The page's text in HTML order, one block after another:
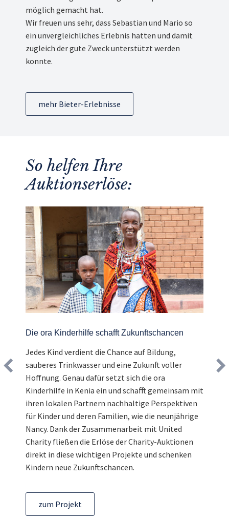
möglich gemacht hat.
Wir freuen uns sehr, dass Sebastian und Mario so
ein unvergleichliches Erlebnis hatten und damit
zugleich der gute Zweck unterstützt werden
konnte.
mehr Bieter-Erlebnisse
So helfen Ihre
Auktionserlöse:
Die ora Kinderhilfe schafft Zukunftschancen
Jedes Kind verdient die Chance auf Bildung,
sauberes Trinkwasser und eine Zukunft voller
Hoffnung. Genau dafür setzt sich die ora
Kinderhilfe in Kenia ein und schafft gemeinsam mit
ihren lokalen Partnern nachhaltige Perspektiven
für Kinder und deren Familien, wie die neunjährige
Nancy. Dank der Zusammenarbeit mit United
Charity fließen die Erlöse der Charity-Auktionen
direkt in diese wichtigen Projekte und schenken
Kindern neue Zukunftschancen.
zum Projekt